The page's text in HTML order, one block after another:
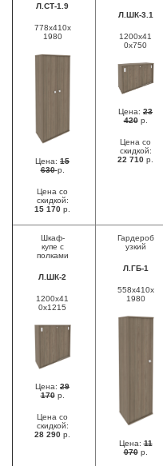
Л.СТ-1.9
778х410х
1980
Цена: 15
630 р.
Цена со
скидкой:
15 170 р.
Л.ШК-3.1
1200x41
0x750
Цена: 23
420р.
Цена со
скидкой:
22 710 р.
Шкаф-
купе с
полками
Л.ШК-2
1200x41
0x1215
Цена: 29
170р.
Цена со
скидкой:
28 290 р.
Гардероб
узкий
Л.ГБ-1
558x410x
1980
Цена:11
070р.